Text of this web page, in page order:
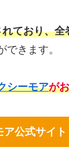
ており、
きます。
シーモアが
ア公式サイト